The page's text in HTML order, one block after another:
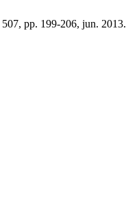
507, pp. 199-206, jun. 2013.